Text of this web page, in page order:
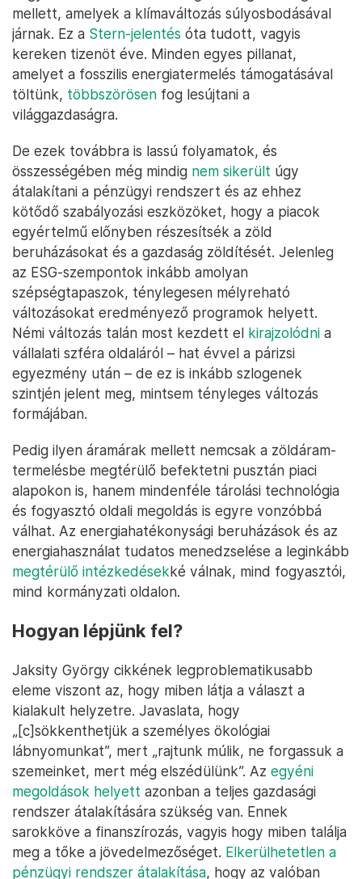
mellett, amelyek a klímaváltozás súlyosbodásával
járnak. Ez a Stern-jelentés óta tudott, vagyis
kereken tizenöt éve. Minden egyes pillanat,
amelyet a fosszilis energiatermelés támogatásával
töltünk, többszörösen fog lesújtani a
világgazdaságra.
De ezek továbbra is lassú folyamatok, és
összességében még mindig nem sikerült úgy
átalakítani a pénzügyi rendszert és az ehhez
kötődő szabályozási eszközöket, hogy a piacok
egyértelmű előnyben részesítsék a zöld
beruházásokat és a gazdaság zöldítését. Jelenleg
az ESG-szempontok inkább amolyan
szépségtapaszok, ténylegesen mélyreható
változásokat eredményező programok helyett.
Némi változás talán most kezdett el kirajzolódni a
vállalati szféra oldaláról – hat évvel a párizsi
egyezmény után – de ez is inkább szlogenek
szintjén jelent meg, mintsem tényleges változás
formájában.
Pedig ilyen áramárak mellett nemcsak a zöldáram-
termelésbe megtérülő befektetni pusztán piaci
alapokon is, hanem mindenféle tárolási technológia
és fogyasztó oldali megoldás is egyre vonzóbbá
válhat. Az energiahatékonysági beruházások és az
energiahasználat tudatos menedzselése a leginkább
megtérülő intézkedésekké válnak, mind fogyasztói,
mind kormányzati oldalon.
Hogyan lépjünk fel?
Jaksity György cikkének legproblematikusabb
eleme viszont az, hogy miben látja a választ a
kialakult helyzetre. Javaslata, hogy
„[c]sökkenthetjük a személyes ökológiai
lábnyomunkat”, mert „rajtunk múlik, ne forgassuk a
szemeinket, mert még elszédülünk”. Az egyéni
megoldások helyett azonban a teljes gazdasági
rendszer átalakítására szükség van. Ennek
sarokköve a finanszírozás, vagyis hogy miben találja
meg a tőke a jövedelmezőséget. Elkerülhetetlen a
pénzügyi rendszer átalakítása, hogy az valóban